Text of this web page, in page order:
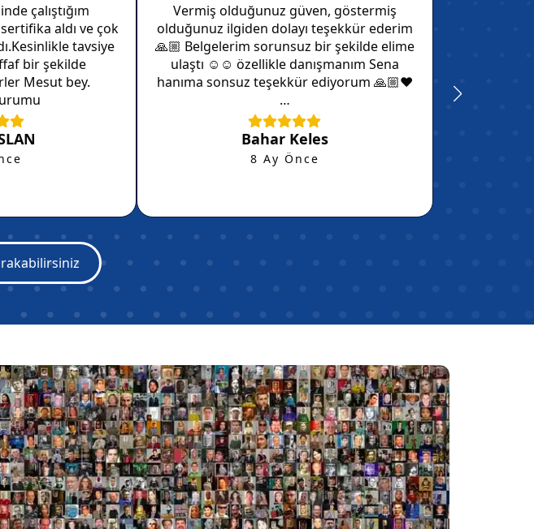
çalıştığım
aldı ve çok
tavsiye
bir şekilde
Mesut bey.
Vermiş olduğunuz güven, göstermiş
olduğunuz ilgiden dolayı teşekkür ederim
🙏🏼 Belgelerim sorunsuz bir şekilde elime
ulaştı ☺️☺️ özellikle danışmanım Sena
hanıma sonsuz teşekkür ediyorum 🙏🏼❤️
…
Bahar Keles
8 Ay Önce